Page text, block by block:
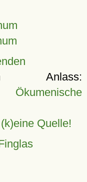
Anlass:
Quelle!